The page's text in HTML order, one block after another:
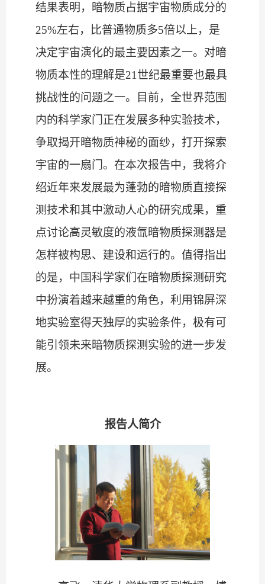
结果表明，暗物质占据宇宙物质成分的
25%左右，比普通物质多5倍以上，是
决定宇宙演化的最主要因素之一。对暗
物质本性的理解是21 世纪最重要也最具
挑战性的问题之一。目前，全世界范围
内的科学家门正在发展多种实验技术，
争取揭开暗物质神秘的面纱，打开探索
宇宙的一扇门。在本次报告中，我将介
绍近年来发展最为蓬勃的暗物质直接探
测技术和其中激动人心的研究成果，重
点讨论高灵敏度的液氙暗物质探测器是
怎样被构思、建设和运行的。值得指出
的是，中国科学家们在暗物质探测研究
中扮演着越来越重的角色，利用锦屏深
地实验室得天独厚的实验条件，极有可
能引领未来暗物质探测实验的进一步发
展。
报告人简介